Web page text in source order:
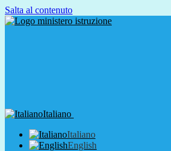
Salta al contenuto
Italiano
Italiano
English